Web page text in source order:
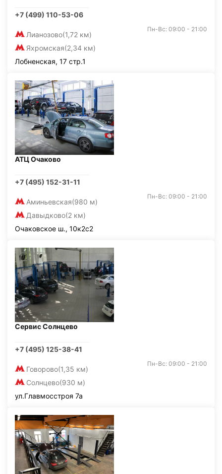
+7 (499) 110-53-06
Лианозово(1,72 км)
Яхромская(2,34 км)
Пн-Вс: 09:00 - 21:00
Лобненская, 17 стр.1
АТЦ Очаково
+7 (495) 152-31-11
Аминьевская(980 м)
Давыдково(2 км)
Пн-Вс: 09:00 - 21:00
Очаковское ш., 10к2с2
Сервис Солнцево
+7 (495) 125-38-41
Говорово(1,35 км)
Солнцево(930 м)
Пн-Вс: 09:00 - 21:00
ул.Главмосстроя 7а